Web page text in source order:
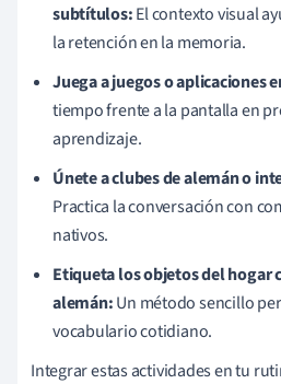
subtítulos:El contexto visual
la retención en la memoria.
Juega a juegos o aplicaciones
tiempo frente a la pantalla en
aprendizaje.
Únete a clubes de alemán o
Practica la conversación con
nativos.
Etiqueta los objetos del hogar
alemán:Un método sencillo
vocabulario cotidiano.
Integrar estas actividades en tu